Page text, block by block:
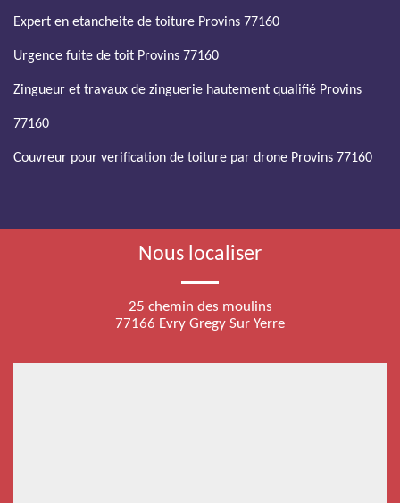
Expert en etancheite de toiture Provins 77160
Urgence fuite de toit Provins 77160
Zingueur et travaux de zinguerie hautement qualifié Provins
77160
Couvreur pour verification de toiture par drone Provins 77160
Nous localiser
25 chemin des moulins
77166 Evry Gregy Sur Yerre